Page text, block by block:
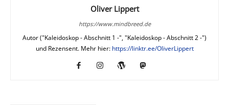
Oliver Lippert
https://www.mindbreed.de
Autor ("Kaleidoskop - Abschnitt 1 -", "Kaleidoskop - Abschnitt 2 -")
und Rezensent. Mehr hier: https://linktr.ee/OliverLippert